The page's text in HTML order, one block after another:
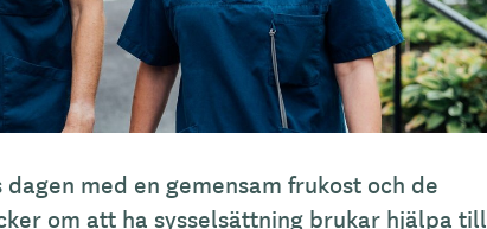
dagen med en gemensam frukost och de
om att ha sysselsättning brukar hjälpa till